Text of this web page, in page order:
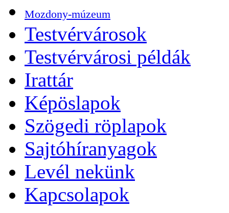
Mozdony-múzeum
Testvérvárosok
Testvérvárosi példák
Irattár
Képöslapok
Szögedi röplapok
Sajtóhíranyagok
Levél nekünk
Kapcsolapok